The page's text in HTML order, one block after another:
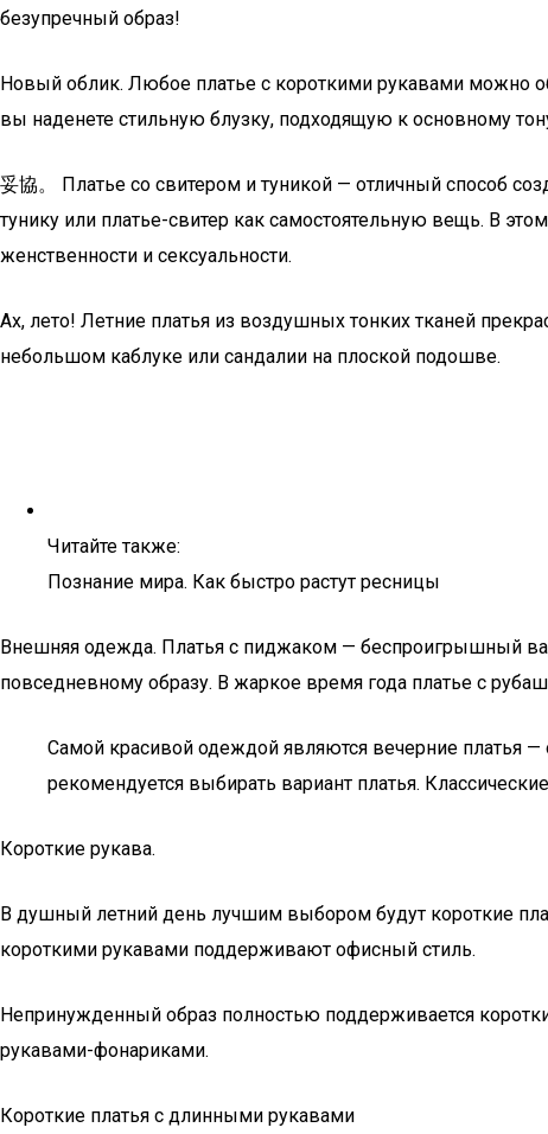
безупречный образ!
Новый облик. Любое платье с короткими рукавами можно
вы наденете стильную блузку, подходящую к основному
妥協。 Платье со свитером и туникой — отличный способ
тунику или платье-свитер как самостоятельную вещь. В
женственности и сексуальности.
Ах, лето! Летние платья из воздушных тонких тканей
небольшом каблуке или сандалии на плоской подошве.
Читайте также:
Познание мира. Как быстро растут ресницы
Внешняя одежда. Платья с пиджаком — беспроигрышный
повседневному образу. В жаркое время года платье с
Самой красивой одеждой являются вечерние платья
рекомендуется выбирать вариант платья.
Короткие рукава.
В душный летний день лучшим выбором будут короткие
короткими рукавами поддерживают офисный стиль.
Непринужденный образ полностью поддерживается
рукавами-фонариками.
Короткие платья с длинными рукавами